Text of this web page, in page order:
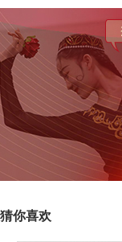
猜你喜欢